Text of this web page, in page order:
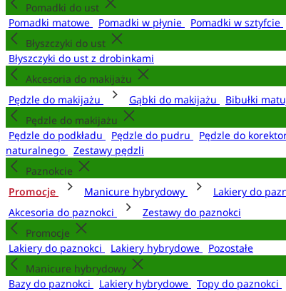
Pomadki do ust
Pomadki matowe
Pomadki w płynie Pomadki w sztyfcie
Błyszczyki do ust
Błyszczyki do ust z drobinkami
Akcesoria do makijażu
Pędzle do makijażu
Gąbki do makijażu Bibułki
Pędzle do makijażu
Pędzle do podkładu
Pędzle do pudru Pędzle do
naturalnego
Zestawy pędzli
Paznokcie
Promocje
Manicure hybrydowy Lakiery do
Akcesoria do paznokci
Zestawy do paznokci
Promocje
Lakiery do paznokci
Lakiery hybrydowe
Pozostałe
Manicure hybrydowy
Bazy do paznokci
Lakiery hybrydowe Topy do paznokci